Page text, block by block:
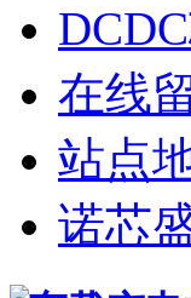
在线
站点
诺芯